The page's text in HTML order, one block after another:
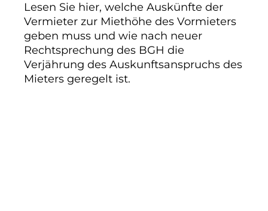
Lesen Sie hier, welche Auskünfte der
Vermieter zur Miethöhe des Vormieters
geben muss und wie nach neuer
Rechtsprechung des BGH die
Verjährung des Auskunftsanspruchs des
Mieters geregelt ist.